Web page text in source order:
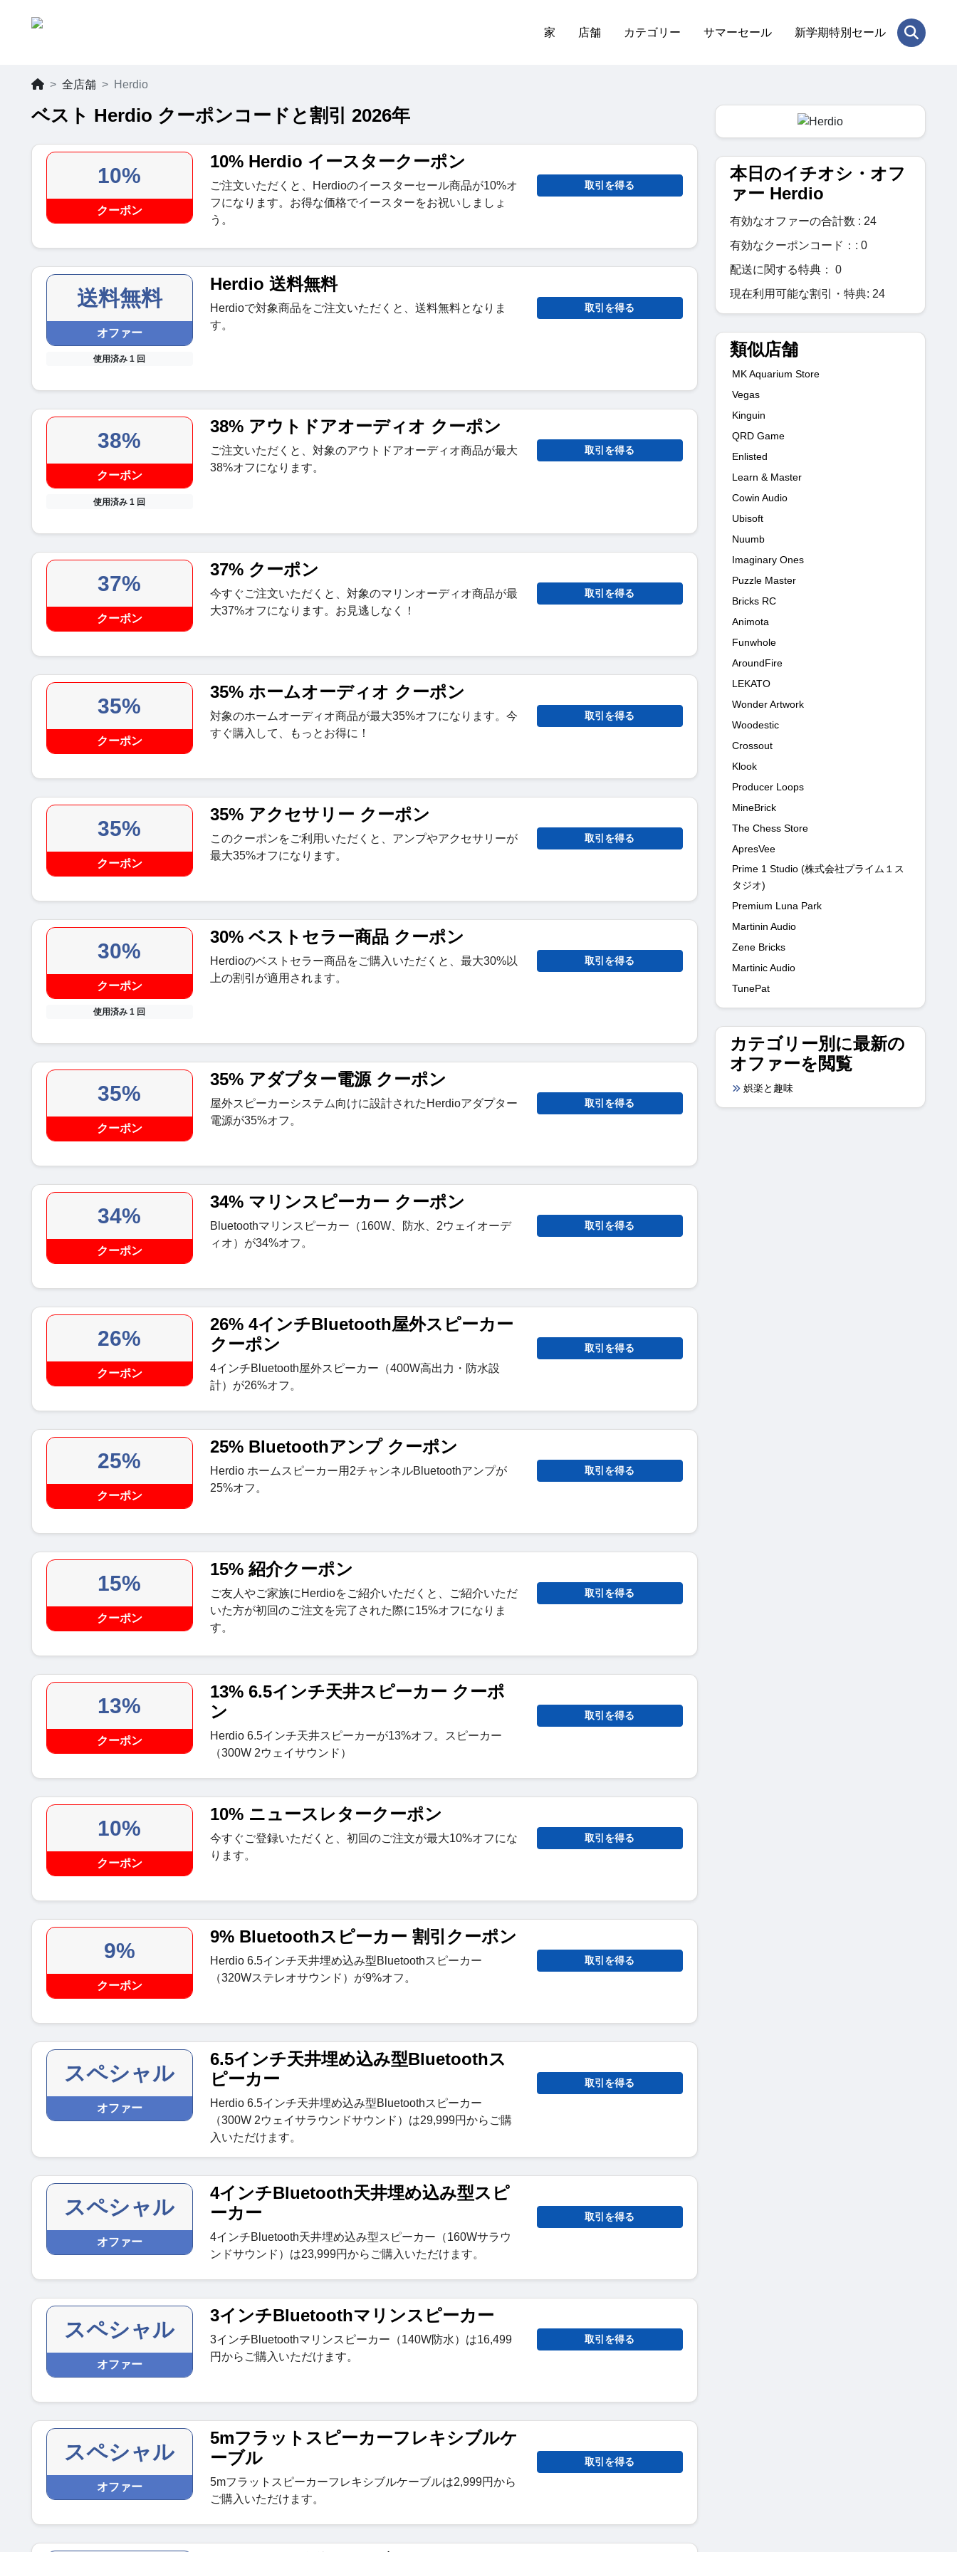
家 店舗 カテゴリー サマーセール 新学期特別セール
全店舗 Herdio
ベスト Herdio クーポンコードと割引 2026年
10%
クーポン
10% Herdio イースタークーポン
ご注文いただくと、Herdioのイースターセール商品が10%オ
フになります。お得な価格でイースターをお祝いしましょ
う。
取引を得る
送料無料
オファー
使用済み 1 回
Herdio 送料無料
Herdioで対象商品をご注文いただくと、送料無料となりま
す。
取引を得る
38%
クーポン
使用済み 1 回
38% アウトドアオーディオ クーポン
ご注文いただくと、対象のアウトドアオーディオ商品が最大
38%オフになります。
取引を得る
37%
クーポン
37% クーポン
今すぐご注文いただくと、対象のマリンオーディオ商品が最
大37%オフになります。お見逃しなく！
取引を得る
35%
クーポン
35% ホームオーディオ クーポン
対象のホームオーディオ商品が最大35%オフになります。今
すぐ購入して、もっとお得に！
取引を得る
35%
クーポン
35% アクセサリー クーポン
このクーポンをご利用いただくと、アンプやアクセサリーが
最大35%オフになります。
取引を得る
30%
クーポン
使用済み 1 回
30% ベストセラー商品 クーポン
Herdioのベストセラー商品をご購入いただくと、最大30%以
上の割引が適用されます。
取引を得る
35%
クーポン
35% アダプター電源 クーポン
屋外スピーカーシステム向けに設計されたHerdioアダプター
電源が35%オフ。
取引を得る
34%
クーポン
34% マリンスピーカー クーポン
Bluetoothマリンスピーカー（160W、防水、2ウェイオーデ
ィオ）が34%オフ。
取引を得る
26%
クーポン
26% 4インチBluetooth屋外スピーカー
クーポン
4インチBluetooth屋外スピーカー（400W高出力・防水設
計）が26%オフ。
取引を得る
25%
クーポン
25% Bluetoothアンプ クーポン
Herdio ホームスピーカー用2チャンネルBluetoothアンプが
25%オフ。
取引を得る
15%
クーポン
15% 紹介クーポン
ご友人やご家族にHerdioをご紹介いただくと、ご紹介いただ
いた方が初回のご注文を完了された際に15%オフになりま
す。
取引を得る
13%
クーポン
13% 6.5インチ天井スピーカー クーポ
ン
Herdio 6.5インチ天井スピーカーが13%オフ。スピーカー
（300W 2ウェイサウンド）
取引を得る
10%
クーポン
10% ニュースレタークーポン
今すぐご登録いただくと、初回のご注文が最大10%オフにな
ります。
取引を得る
9%
クーポン
9% Bluetoothスピーカー 割引クーポン
Herdio 6.5インチ天井埋め込み型Bluetoothスピーカー
（320Wステレオサウンド）が9%オフ。
取引を得る
スペシャル
オファー
6.5インチ天井埋め込み型Bluetoothス
ピーカー
Herdio 6.5インチ天井埋め込み型Bluetoothスピーカー
（300W 2ウェイサラウンドサウンド）は29,999円からご購
入いただけます。
取引を得る
スペシャル
オファー
4インチBluetooth天井埋め込み型スピ
ーカー
4インチBluetooth天井埋め込み型スピーカー（160Wサラウ
ンドサウンド）は23,999円からご購入いただけます。
取引を得る
スペシャル
オファー
3インチBluetoothマリンスピーカー
3インチBluetoothマリンスピーカー（140W防水）は16,499
円からご購入いただけます。
取引を得る
スペシャル
オファー
5mフラットスピーカーフレキシブルケ
ーブル
5mフラットスピーカーフレキシブルケーブルは2,999円から
ご購入いただけます。
取引を得る
本日のイチオシ・オフ
ァー Herdio
有効なオファーの合計数 : 24
有効なクーポンコード：: 0
配送に関する特典： 0
現在利用可能な割引・特典: 24
類似店舗
MK Aquarium Store
Vegas
Kinguin
QRD Game
Enlisted
Learn & Master
Cowin Audio
Ubisoft
Nuumb
Imaginary Ones
Puzzle Master
Bricks RC
Animota
Funwhole
AroundFire
LEKATO
Wonder Artwork
Woodestic
Crossout
Klook
Producer Loops
MineBrick
The Chess Store
ApresVee
Prime 1 Studio (株式会社プライム１ス
タジオ)
Premium Luna Park
Martinin Audio
Zene Bricks
Martinic Audio
TunePat
カテゴリー別に最新の
オファーを閲覧
娯楽と趣味